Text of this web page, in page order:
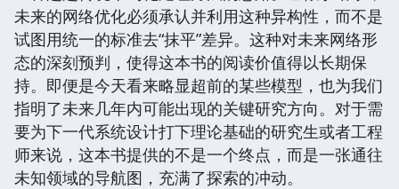
未来的网络优化必须承认并利用这种异构性，而不是
试图用统一的标准去“抹平”差异。这种对未来网络形
态的深刻预判，使得这本书的阅读价值得以长期保
持。即便是今天看来略显超前的某些模型，也为我们
指明了未来几年内可能出现的关键研究方向。对于需
要为下一代系统设计打下理论基础的研究生或者工程
师来说，这本书提供的不是一个终点，而是一张通往
未知领域的导航图，充满了探索的冲动。